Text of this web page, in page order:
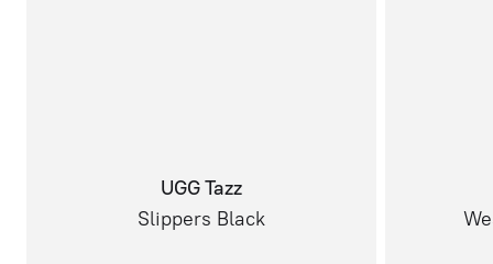
UGG Tazz
Slippers Black